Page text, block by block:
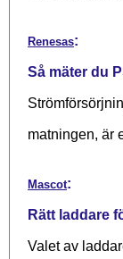
Renesas:
Så mäter du
matningen, är
Mascot:
Rätt laddare
Valet av